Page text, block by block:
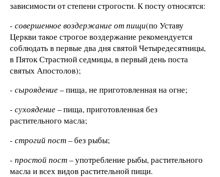
зависимости от степени строгости. К посту относятся:
- совершенное воздержание от пищи(по Уставу
Церкви такое строгое воздержание рекомендуется
соблюдать в первые два дня святой Четыредесятницы,
в Пяток Страстной седмицы, в первый день поста
святых Апостолов);
- сыроядение– пища, не приготовленная на огне;
- сухоядение– пища, приготовленная без
растительного масла;
- строгий пост– без рыбы;
- простой пост– употребление рыбы, растительного
масла и всех видов растительной пищи.